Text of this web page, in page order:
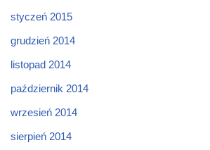
styczeń 2015
grudzień 2014
listopad 2014
październik 2014
wrzesień 2014
sierpień 2014